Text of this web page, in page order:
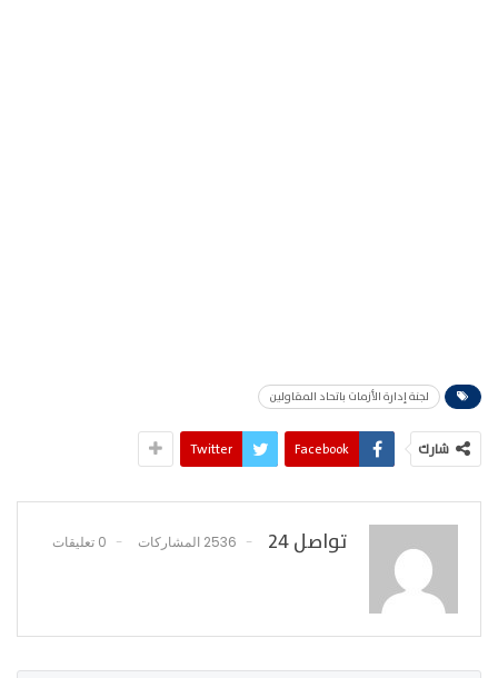
لجنة إدارة الأزمات باتحاد المقاولين
شارك Facebook
Twitter
تواصل 24 2536 المشاركات 0 تعليقات